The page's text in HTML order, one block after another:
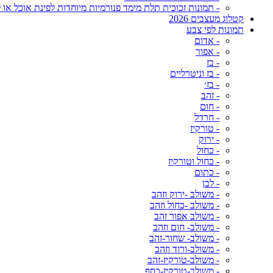
- תמונות זכוכית תלת מימד פנורמיות מיוחדות לפינת אוכל או
קטלוג מעצבים 2026
תמונות לפי צבע
- אדום
- אפור
- בז
- בז וניטרליים
- בז׳
- זהב
- חום
- חרדל
- טורקיז
- ירוק
- כחול
- כחול וטורקיז
- כתום
- לבן
- משולב -ירוק וזהב
- משולב -כחול וזהב
- משולב אפור זהב
- משולב- חום וזהב
- משולב- שחור-זהב
- משולב-ורוד וזהב
- משולב-טורקיז-זהב
- משולב-טורקיז-כסף